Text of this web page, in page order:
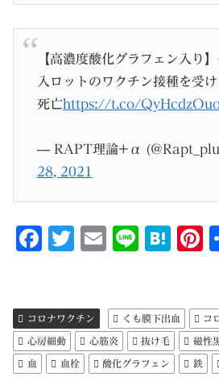
【高濃度酸化グラフェン入り
入ロットのワクチン接種を受
死亡https://t.co/
— RAPT理論+α
28, 2021
F
e
b
o
T
te
r
E
l
Li
H
n
a
コロナワクチン くも膜下出血 コ
心房細動 心筋炎 抜け毛 磁性
血 血栓 酸化グラフェン 鉄